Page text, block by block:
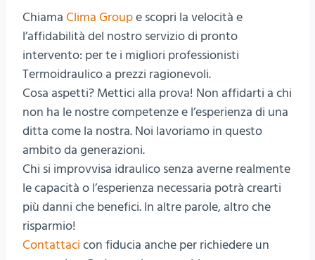
Chiama Clima Groupe scopri la velocità e
l’affidabilità del nostro servizio di pronto
intervento: per te i migliori professionisti
Termoidraulico a prezzi ragionevoli.
Cosa aspetti? Mettici alla prova! Non affidarti a chi
non ha le nostre competenze e l’esperienza di una
ditta come la nostra. Noi lavoriamo in questo
ambito da generazioni.
Chi si improvvisa idraulico senza averne realmente
le capacità o l’esperienza necessaria potrà crearti
più danni che benefici. In altre parole, altro che
risparmio!
Contattaci con fiducia anche per richiedere un